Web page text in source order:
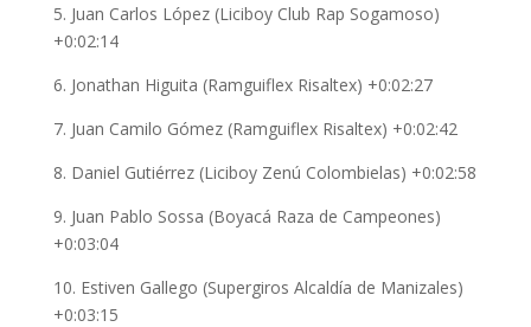
5. Juan Carlos López (Liciboy Club Rap Sogamoso)
+0:02:14
6. Jonathan Higuita (Ramguiflex Risaltex) +0:02:27
7. Juan Camilo Gómez (Ramguiflex Risaltex) +0:02:42
8. Daniel Gutiérrez (Liciboy Zenú Colombielas) +0:02:58
9. Juan Pablo Sossa (Boyacá Raza de Campeones)
+0:03:04
10. Estiven Gallego (Supergiros Alcaldía de Manizales)
+0:03:15